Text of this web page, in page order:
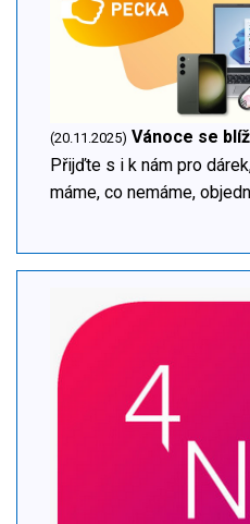
(20.11.2025) Vánoce se
Přijďte s i k nám pro
máme, co nemáme,